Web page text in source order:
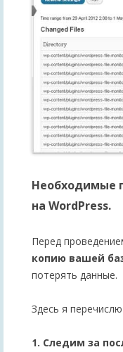
Необходимые
на WordPress.
Перед
копию вашей
потерять данные.
Здесь я
1. Следим за